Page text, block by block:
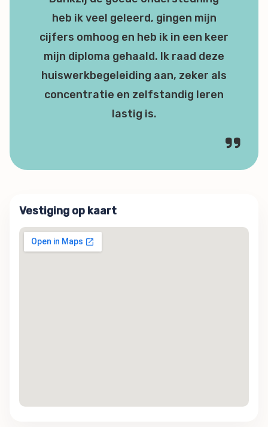
heb ik veel geleerd, gingen mijn
cijfers omhoog en heb ik in een keer
mijn diploma gehaald. Ik raad deze
huiswerkbegeleiding aan, zeker als
concentratie en zelfstandig leren
lastig is.
Vestiging op kaart